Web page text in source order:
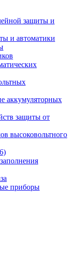
защиты и
и автоматики
аккумуляторных
защиты от
высоковольтного
приборы